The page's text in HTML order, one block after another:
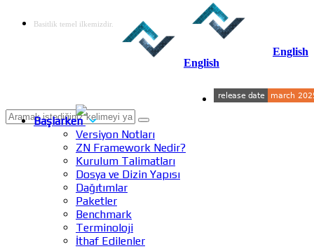
Basitlik temel ilkemizdir.
English
English
Başlarken
Versiyon Notları
ZN Framework Nedir?
Kurulum Talimatları
Dosya ve Dizin Yapısı
Dağıtımlar
Paketler
Benchmark
Terminoloji
İthaf Edilenler